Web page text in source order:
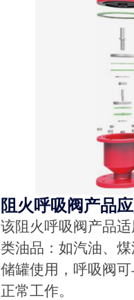
阻火呼吸阀产品
该阻火呼吸阀产品
类油品：如汽油、
储罐使用，呼吸阀
正常工作。